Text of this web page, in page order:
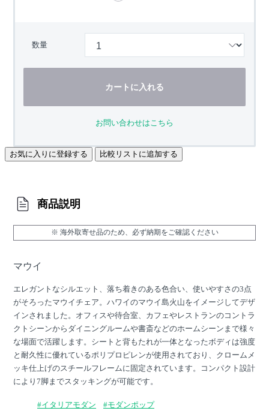
数量
カートに入れる
お問い合わせはこちら
お気に入りに登録する 比較リストに追加する
商品説明
※ 海外取寄せ品のため、必ず納期をご確認ください
マウイ
エレガントなシルエット、落ち着きのある色合い、使いやすさの3点
がそろったマウイチェア。ハワイのマウイ島火山をイメージしてデザ
インされました。オフィスや待合室、カフェやレストランのコントラ
クトシーンからダイニングルームや書斎などのホームシーンまで様々
な場面で活躍します。シートと背もたれが一体となったボディは強度
と耐久性に優れているポリプロピレンが使用されており、クロームメ
ッキ仕上げのスチールフレームに固定されています。コンパクト設計
により7脚までスタッキングが可能です。
#イタリアモダン #モダンポップ